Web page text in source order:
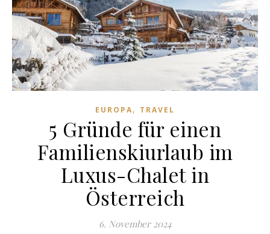
EUROPA, TRAVEL
5 Gründe für einen
Familienskiurlaub im
Luxus-Chalet in
Österreich
6. November 2024